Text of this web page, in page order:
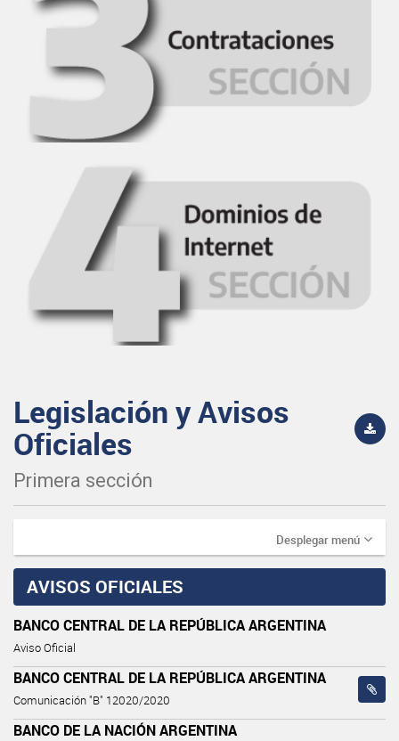
Legislación y Avisos
Oficiales
Primera sección
Desplegar menú
AVISOS OFICIALES
BANCO CENTRAL DE LA REPÚBLICA ARGENTINA
Aviso Oficial
BANCO CENTRAL DE LA REPÚBLICA ARGENTINA
Comunicación "B" 12020/2020
BANCO DE LA NACIÓN ARGENTINA